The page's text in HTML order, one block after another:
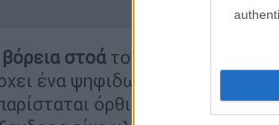
στοάτου υπερώου του
ένα ψηφιδωτό που
όρθιος με πλήρη